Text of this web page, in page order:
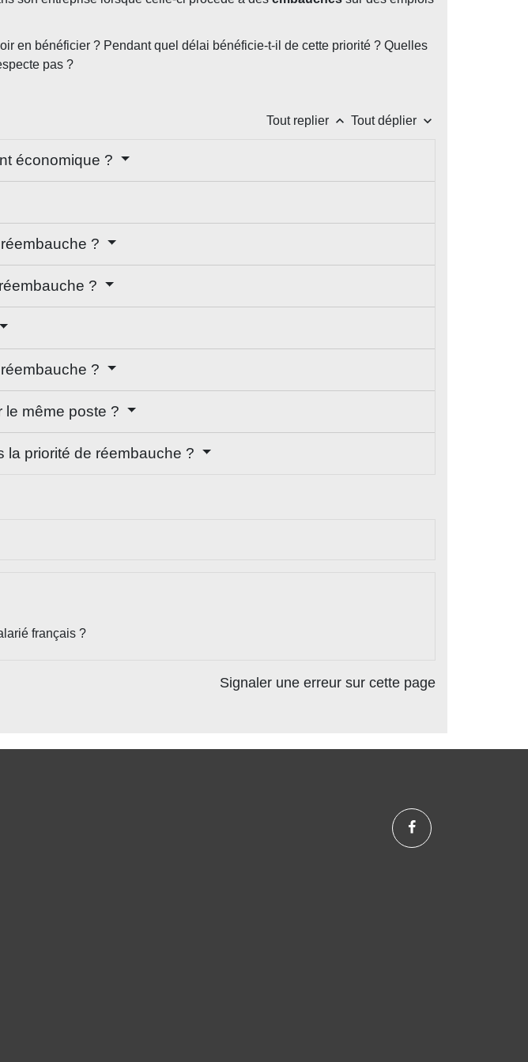
en bénéficier ? Pendant quel délai bénéficie-t-il de cette priorité ? Quelles
pas ?
Tout replier keyboard_arrow_up Tout déplier keyboard_arrow_down
économique ?
?
?
?
le même poste ?
la priorité de réembauche ?
français ?
Signaler une erreur sur cette page